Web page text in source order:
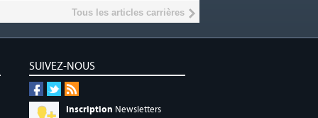
Tous les articles carrières
SUIVEZ-NOUS
Inscription Newsletters